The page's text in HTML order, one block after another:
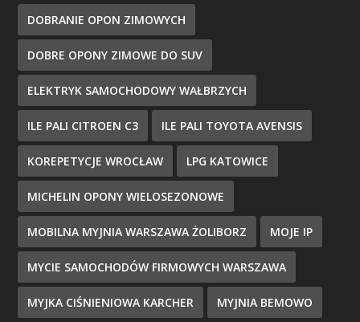
DOBRANIE OPON ZIMOWYCH
DOBRE OPONY ZIMOWE DO SUV
ELEKTRYK SAMOCHODOWY WAŁBRZYCH
ILE PALI CITROEN C3 ILE PALI TOYOTA AVENSIS
KOREPETYCJE WROCŁAW LPG KATOWICE
MICHELIN OPONY WIELOSEZONOWE
MOBILNA MYJNIA WARSZAWA ŻOLIBORZ MOJE IP
MYCIE SAMOCHODÓW FIRMOWYCH WARSZAWA
MYJKA CIŚNIENIOWA KARCHER MYJNIA BEMOWO